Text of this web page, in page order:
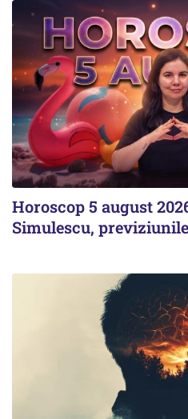
Horoscop 5 august
Simulescu,